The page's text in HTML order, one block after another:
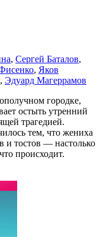
, Сергей Баталов,
, Яков
, Эдуард Магеррамов
городке,
остыть утренний
трагедией.
тем, что жениха
и тостов — настолько
происходит.